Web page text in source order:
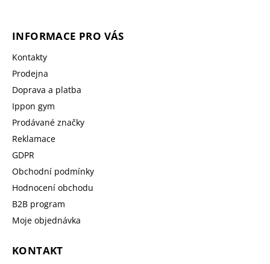
INFORMACE PRO VÁS
Kontakty
Prodejna
Doprava a platba
Ippon gym
Prodávané značky
Reklamace
GDPR
Obchodní podmínky
Hodnocení obchodu
B2B program
Moje objednávka
KONTAKT